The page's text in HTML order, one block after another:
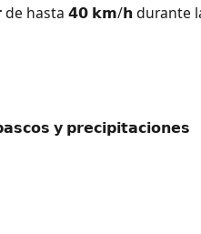
de hasta 𝟰𝟬 𝗸𝗺/𝗵 durante
𝘆 𝗽𝗿𝗲𝗰𝗶𝗽𝗶𝘁𝗮𝗰𝗶𝗼𝗻𝗲𝘀